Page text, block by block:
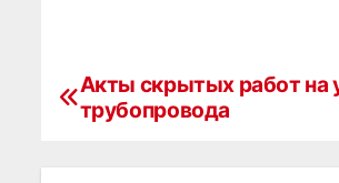
НАкты скрытых работ на
трубопровода